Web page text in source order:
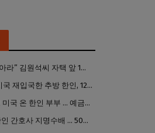
[화제] “내 돈 갚아라” 김원석씨 자택 앞 1인 광대 시위 … 한인 투자사, “108만 달러 못받아”
위조여권으로 미국 재입국한 추방 한인, 120만 달러 은행 사기 행각
’10억 빚’ 안갚고 미국 온 한인 부부 … 예금보험공사, 미국서 소송
연방 당국, LA 한인 간호사 지명수배 … 500만 달러 메디캐어 사기, 선고 직전 한국 도주